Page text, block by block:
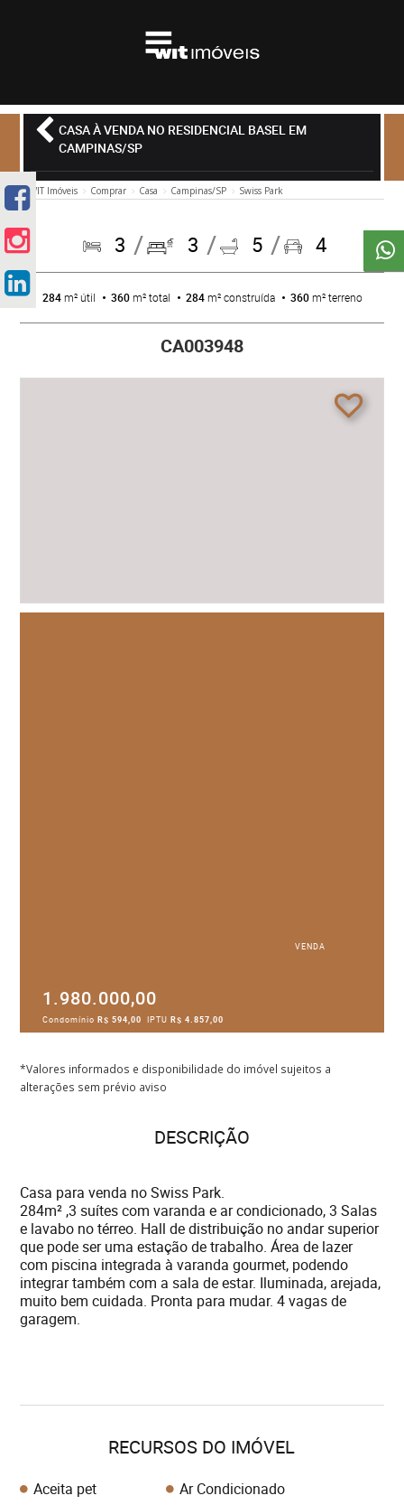
CASA À VENDA NO RESIDENCIAL BASEL EM
CAMPINAS/SP
WIT Imóveis Comprar Casa Campinas/SP Swiss Park
3 3 5 4
284m² útil 360m² total 284m² construída 360m² terreno
CA003948
VENDA
1.980.000,00
CondomínioR$ 594,00 IPTUR$ 4.857,00
*Valores informados e disponibilidade do imóvel sujeitos a
alterações sem prévio aviso
DESCRIÇÃO
Casa para venda no Swiss Park.
284m² ,3 suítes com varanda e ar condicionado, 3 Salas
e lavabo no térreo. Hall de distribuição no andar superior
que pode ser uma estação de trabalho. Área de lazer
com piscina integrada à varanda gourmet, podendo
integrar também com a sala de estar. Iluminada, arejada,
muito bem cuidada. Pronta para mudar. 4 vagas de
garagem.
RECURSOS DO IMÓVEL
Aceita pet
Ar Condicionado